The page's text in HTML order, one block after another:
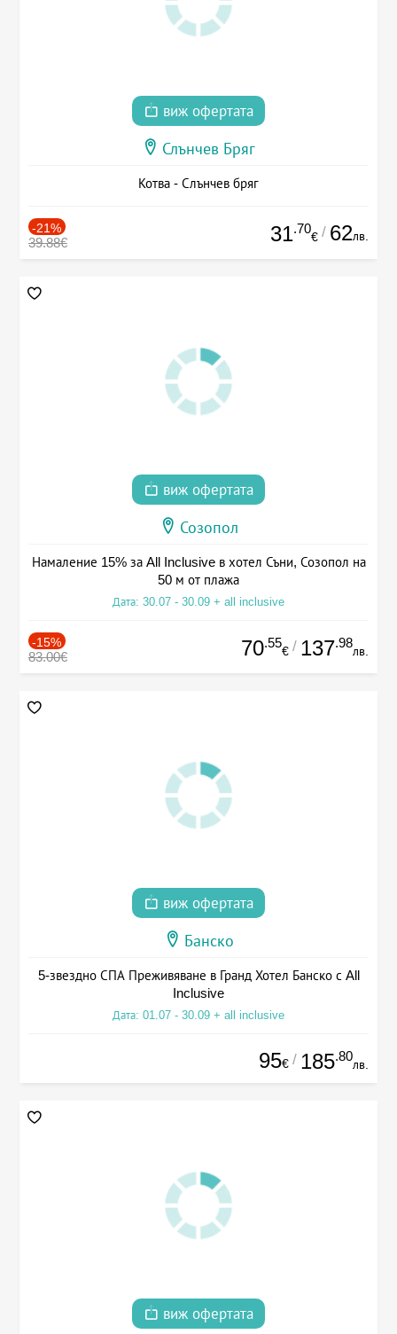
виж офертата
Слънчев Бряг
Котва - Слънчев бряг
-21%
39.88€ 31.70
€ / 62лв.
виж офертата
Созопол
Намаление 15% за All Inclusive в хотел Съни, Созопол на
50 м от плажа
Дата: 30.07 - 30.09 + all inclusive
-15%
83.00€ 70.55
€ / 137.98
лв.
виж офертата
Банско
5-звездно СПА Преживяване в Гранд Хотел Банско с All
Inclusive
Дата: 01.07 - 30.09 + all inclusive
95€ / 185.80
лв.
виж офертата